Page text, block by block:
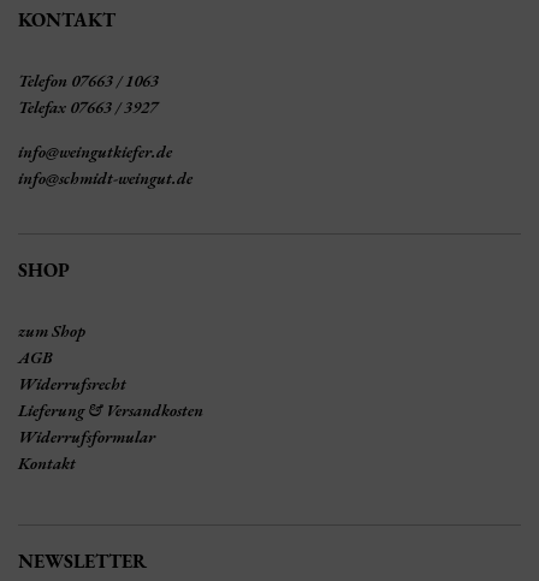
KONTAKT
Telefon 07663 / 1063
Telefax 07663 / 3927
info@weingutkiefer.de
info@schmidt-weingut.de
SHOP
zum Shop
AGB
Widerrufsrecht
Lieferung & Versandkosten
Widerrufsformular
Kontakt
NEWSLETTER